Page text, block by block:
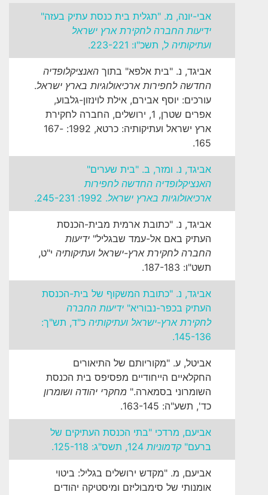
אבי-יונה, מ. "תגלית בית כנסת עתיק בעזה"
ידיעות החברה לחקירת ארץ ישראל
ועתיקותיה ל, תשכ"ו: 223-221.
אביגד, נ. "בית אלפא" בתוך האנציקלופדיה
החדשה לחפירות ארכיאולוגיות בארץ ישראל.
עורכים: יוסף אבירם, אילת לוינזון-גלבוע,
אפרים שטרן, 1, ירושלים, החברה לחקירת
ארץ ישראל ועתיקותיה: כרטא, 1992: 167-
165.
אביגד, נ. ומזר, ב. "בית שערים"
האנציקלופדיה החדשה לחפירות
ארכיאולוגיות בארץ ישראל. 1992: 245-231.
אביגד, נ. "כתובת ארמית מבית-הכנסת
העתיק באם אל-עמד שבגליל" ידיעות
החברה לחקירת ארץ-ישראל ועתיקותיה י"ט,
תשט"ו: 187-183.
אביגד, נ. "כתובת המשקוף של בית-הכנסת
העתיק בכפר-נבוריא" ידיעות החברה
לחקירת ארץ-ישראל ועתיקותיה כ"ד, תש"ך:
145-136.
אביטל, ע. "מקוריותם של התיאורים
החקלאיים הייחודיים מפסיפס בית הכנסת
השומרוני בסמארה." מחקרי יהודה ושומרון
כד', תשע"ה: 163-145.
אביעם, מרדכי "בתי הכנסת העתיקים של
ברעם" קדמוניות124, תשס"ג: 125-118.
אביעם, מ. "מקדש ירושלים בגליל: ביטוי
אומנותי של סימבוליזם ומיסטיקה יהודים